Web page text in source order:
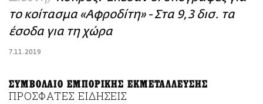
ΑΜΠΑ
PRINT
το κοίτασμα «Αφροδίτη» - Στα 9,3 δισ. τα
έσοδα για τη χώρα
7.11.2019
ΣΥΜΒΟΛΑΙΟ ΕΜΠΟΡΙΚΗΣ ΕΚΜΕΤΑΛΛΕΥΣΗΣ
ΠΡΟΣΦΑΤΕΣ ΕΙΔΗΣΕΙΣ